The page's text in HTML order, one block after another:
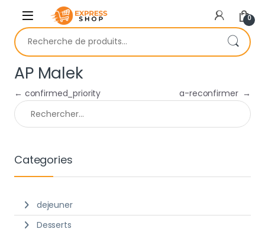
Skip to navigation
Skip to content
0
Recherche pour :
AP Malek
Navigation de l’article
← confirmed_priority a-reconfirmer →
Rechercher :
Categories
dejeuner
Desserts